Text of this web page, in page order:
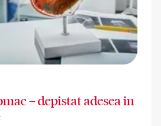
– depistat adesea in